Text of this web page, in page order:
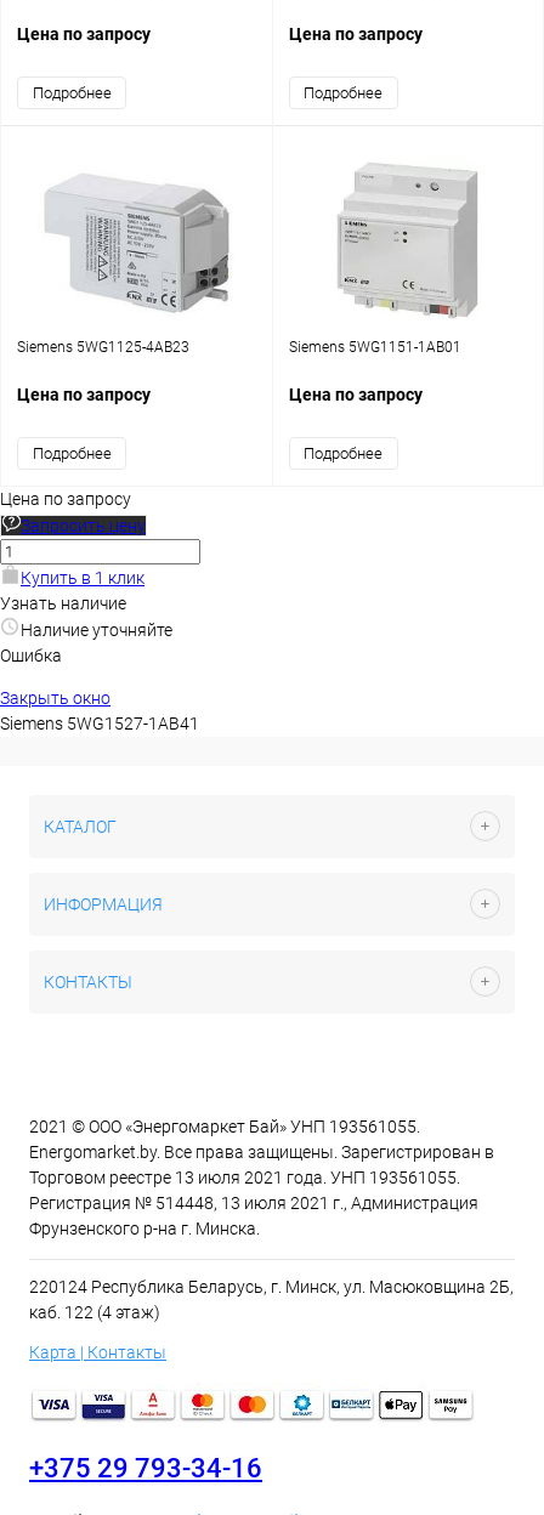
Цена по запросу
Подробнее
Цена по запросу
Подробнее
Siemens 5WG1125-4AB23
Цена по запросу
Подробнее
Siemens 5WG1151-1AB01
Цена по запросу
Подробнее
Цена по запросу
Запросить цену
Купить в 1 клик
Узнать наличие
Наличие уточняйте
Ошибка
Закрыть окно
Siemens 5WG1527-1AB41
КАТАЛОГ
ИНФОРМАЦИЯ
КОНТАКТЫ
2021 © ООО «Энергомаркет Бай» УНП 193561055.
Energomarket.by. Все права защищены. Зарегистрирован в
Торговом реестре 13 июля 2021 года. УНП 193561055.
Регистрация № 514448, 13 июля 2021 г., Администрация
Фрунзенского р-на г. Минска.
220124 Республика Беларусь, г. Минск, ул. Масюковщина 2Б,
каб. 122 (4 этаж)
Карта | Контакты
+375 29 793-34-16